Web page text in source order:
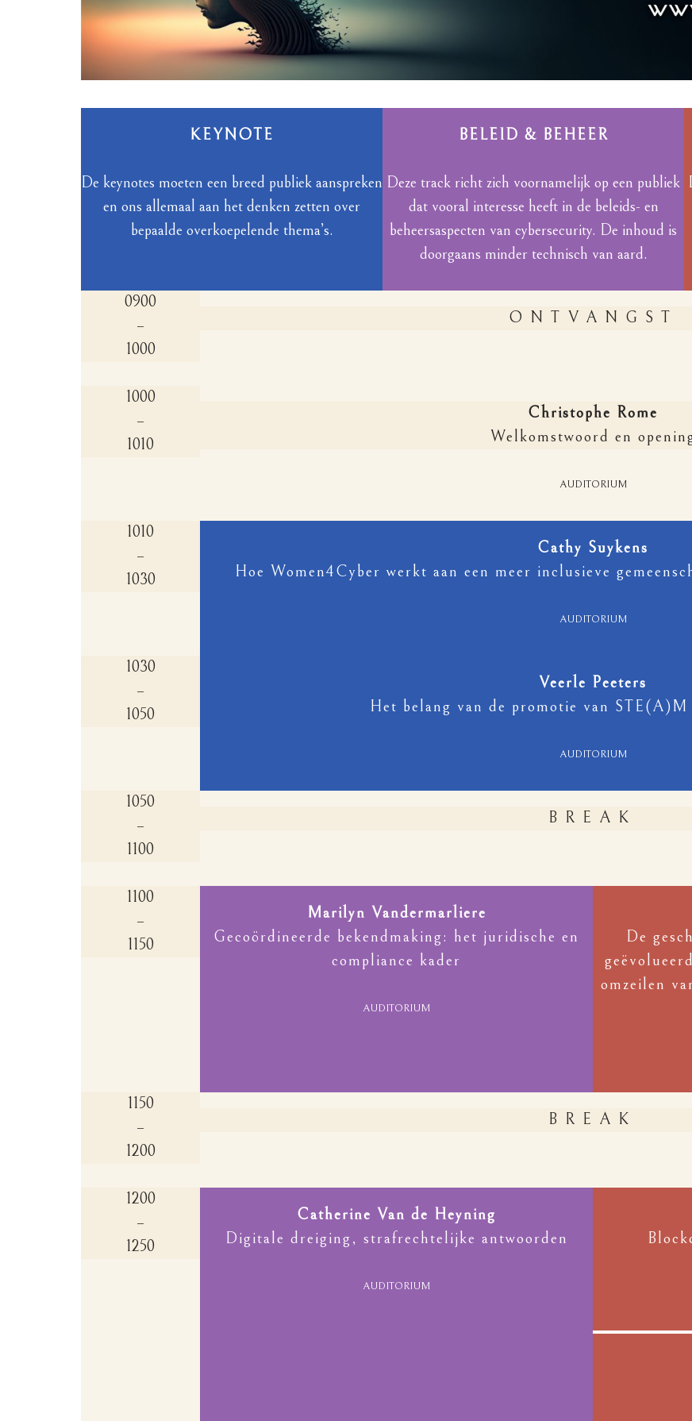
KEYNOTE
De keynotes moeten een breed publiek aanspreken
en ons allemaal aan het denken zetten over
bepaalde overkoepelende thema’s.
BELEID & BEHEER
Deze track richt zich voornamelijk op een publiek
dat vooral interesse heeft in de beleids- en
beheersaspecten van cybersecurity. De inhoud is
doorgaans minder technisch van aard.
0900
–
1000
ONTVANGST
1000
–
1010
Christophe Rome
Welkomstwoord en
AUDITORIUM
1010
–
1030
Cathy Suykens
Hoe Women4Cyber werkt aan een meer inclusieve
AUDITORIUM
1030
–
1050
Veerle Peeters
Het belang van de promotie van STE(A)M
AUDITORIUM
1050
–
1100
BREAK
1100
–
1150
Marilyn Vandermarliere
Gecoördineerde bekendmaking: het juridische en
compliance kader
AUDITORIUM
De
omzeilen
1150
–
1200
BREAK
1200
–
1250
Catherine Van de Heyning
Digitale dreiging, strafrechtelijke antwoorden
AUDITORIUM